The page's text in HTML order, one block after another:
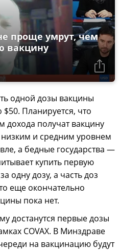
проще умрут, чем
вакцину
одной дозы вакцины
$50. Планируется, что
дохода получат вакцину
и средним уровнем
а бедные государства —
купить первую
одну дозу, а часть доз
еще окончательно
пока нет.
достанутся первые дозы
COVAX. В Минздраве
на вакцинацию будут